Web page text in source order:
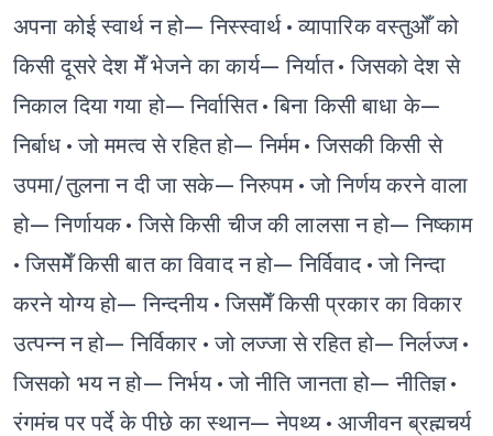
अपना कोई स्वार्थ न हो— निस्स्वार्थ • व्यापारिक वस्तुओँ को
किसी दूसरे देश मेँ भेजने का कार्य— निर्यात • जिसको देश से
निकाल दिया गया हो— निर्वासित • बिना किसी बाधा के—
निर्बाध • जो ममत्व से रहित हो— निर्मम • जिसकी किसी से
उपमा/तुलना न दी जा सके— निरुपम • जो निर्णय करने वाला
हो— निर्णायक • जिसे किसी चीज की लालसा न हो— निष्काम
• जिसमेँ किसी बात का विवाद न हो— निर्विवाद • जो निन्दा
करने योग्य हो— निन्दनीय • जिसमेँ किसी प्रकार का विकार
उत्पन्न न हो— निर्विकार • जो लज्जा से रहित हो— निर्लज्ज •
जिसको भय न हो— निर्भय • जो नीति जानता हो— नीतिज्ञ •
रंगमंच पर पर्दे के पीछे का स्थान— नेपथ्य • आजीवन ब्रह्मचर्य